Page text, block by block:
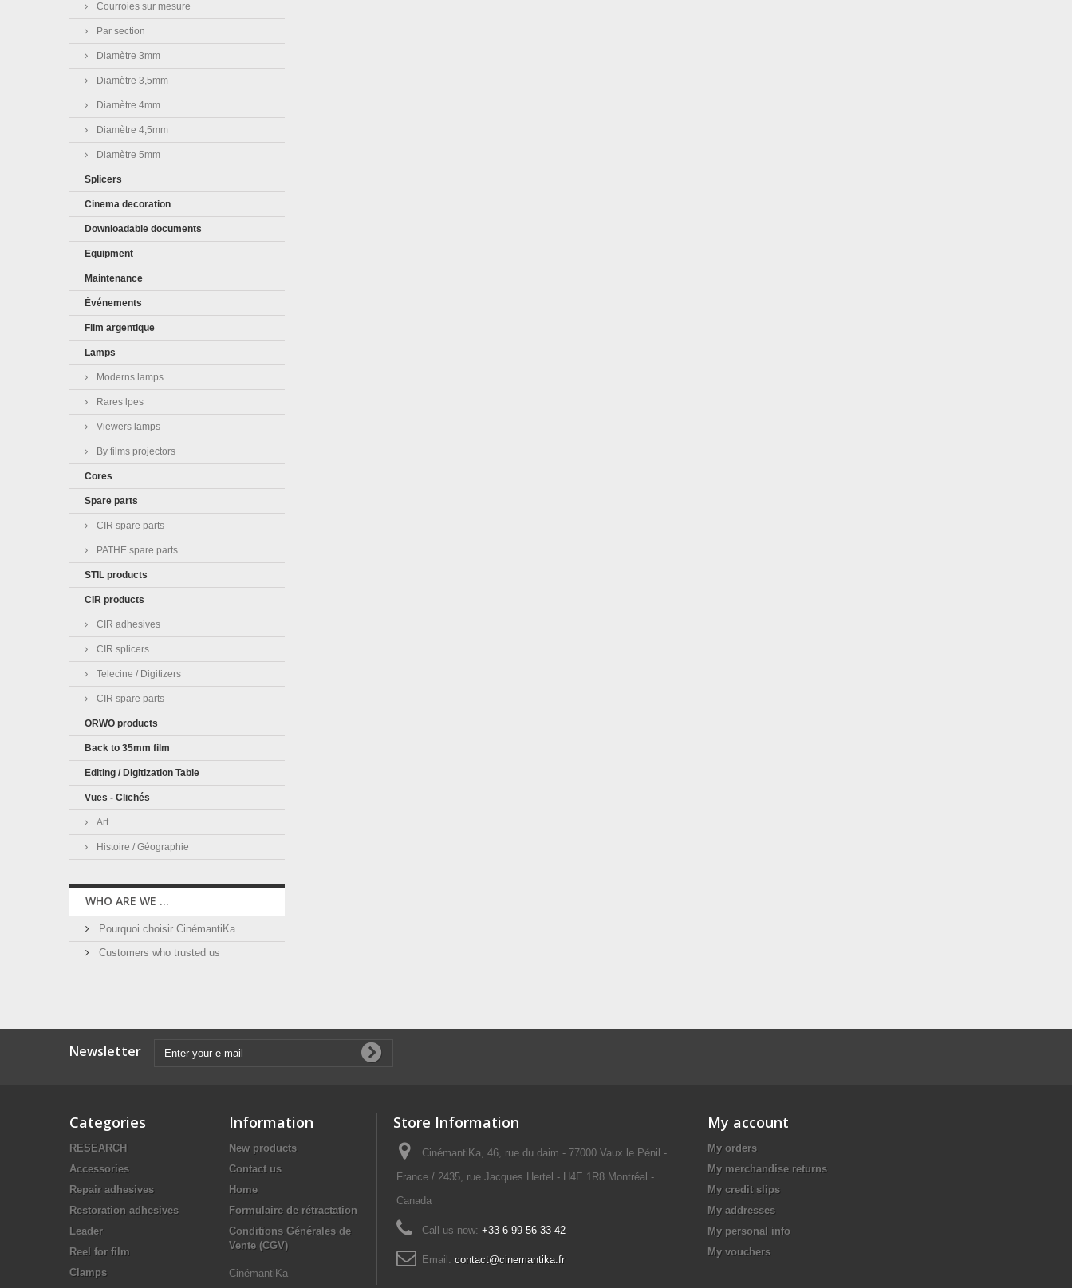
Courroies sur mesure
Par section
Diamètre 3mm
Diamètre 3,5mm
Diamètre 4mm
Diamètre 4,5mm
Diamètre 5mm
Splicers
Cinema decoration
Downloadable documents
Equipment
Maintenance
Événements
Film argentique
Lamps
Moderns lamps
Rares lpes
Viewers lamps
By films projectors
Cores
Spare parts
CIR spare parts
PATHE spare parts
STIL products
CIR products
CIR adhesives
CIR splicers
Telecine / Digitizers
CIR spare parts
ORWO products
Back to 35mm film
Editing / Digitization Table
Vues - Clichés
Art
Histoire / Géographie
WHO ARE WE ...
Pourquoi choisir CinémantiKa ...
Customers who trusted us
Newsletter
Categories
RESEARCH
Accessories
Repair adhesives
Restoration adhesives
Leader
Reel for film
Clamps
Information
New products
Contact us
Home
Formulaire de rétractation
Conditions Générales de
Vente (CGV)
CinémantiKa
Store Information
CinémantiKa, 46, rue du daim - 77000 Vaux le Pénil -
France / 2435, rue Jacques Hertel - H4E 1R8 Montréal -
Canada
Call us now: +33 6-99-56-33-42
Email: contact@cinemantika.fr
My account
My orders
My merchandise returns
My credit slips
My addresses
My personal info
My vouchers